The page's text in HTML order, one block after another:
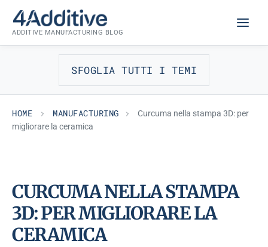
content
ADDITIVE MANUFACTURING BLOG
SFOGLIA TUTTI I TEMI
HOME MANUFACTURING
Curcuma nella stampa 3D: per
migliorare la ceramica
MANUFACTURING
CURCUMA NELLA STAMPA
3D: PER MIGLIORARE LA
CERAMICA